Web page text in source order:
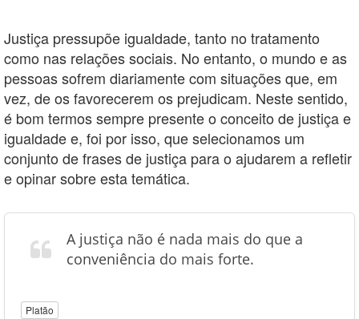
Justiça pressupõe igualdade, tanto no tratamento
como nas relações sociais. No entanto, o mundo e as
pessoas sofrem diariamente com situações que, em
vez, de os favorecerem os prejudicam. Neste sentido,
é bom termos sempre presente o conceito de justiça e
igualdade e, foi por isso, que selecionamos um
conjunto de frases de justiça para o ajudarem a refletir
e opinar sobre esta temática.
A justiça não é nada mais do que a
conveniência do mais forte.
Platão